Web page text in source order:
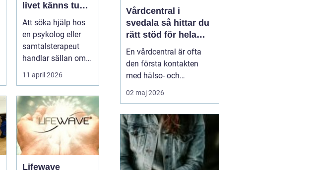
livet känns tungt
och du behöver
prata med
någon
Att söka hjälp hos
en psykolog eller
samtalsterapeut
handlar sällan om
att vara svag....
11 april 2026
Lifewave
Vårdcentral i
svedala så hittar du
rätt stöd för hela
familjen
En vårdcentral är ofta
den första kontakten
med hälso- och
sjukvården. För många i
Svedala handlar valet
plats där både barn,
vuxna och äldre får hjälp
under samma tak. I en
tid med högt tempo och
02 maj 2026